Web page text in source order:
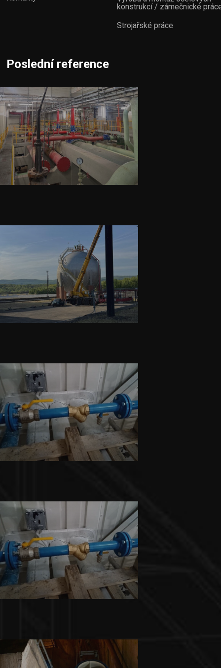
konstrukcí / zámečnické
Strojařské práce
Poslední reference
Montážní práce
Inelsev
Běžná údržbářská činnost Montážní práce
Mostecká montážní a.s.
Běžná údržbářská činnost
INNO-COMP BOHEMIA s.r.o.